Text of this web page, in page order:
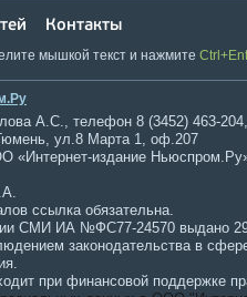
Контакты
мышкой текст и нажмите
А.С., телефон 8 (3452) 463-
ул.8 Марта 1, оф.207
«Интернет-издание
ссылка обязательна.
СМИ ИА №ФС77-24570 выдано
законодательства в
при финансовой поддержке